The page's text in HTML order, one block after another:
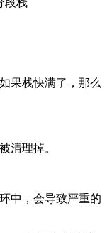
果栈快满了，那么
清理掉。
中，会导致严重的